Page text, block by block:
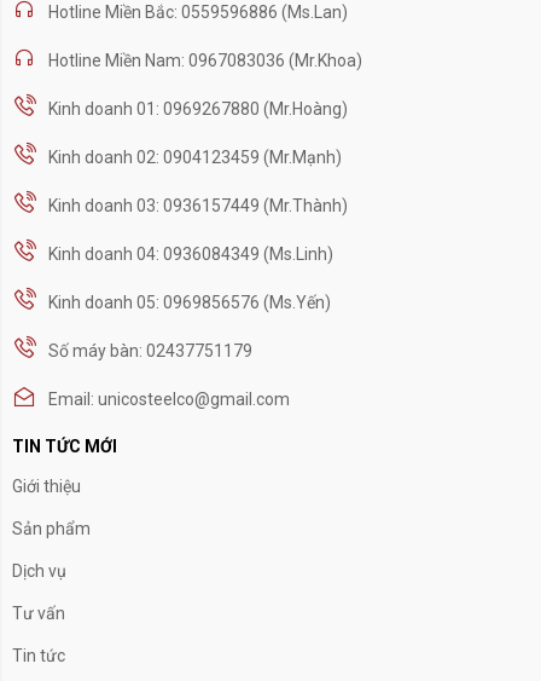
Hotline Miền Bắc: 0559596886 (Ms.Lan)
Hotline Miền Nam: 0967083036 (Mr.Khoa)
Kinh doanh 01: 0969267880 (Mr.Hoàng)
Kinh doanh 02: 0904123459 (Mr.Mạnh)
Kinh doanh 03: 0936157449 (Mr.Thành)
Kinh doanh 04: 0936084349 (Ms.Linh)
Kinh doanh 05: 0969856576 (Ms.Yến)
Số máy bàn: 02437751179
Email: unicosteelco@gmail.com
TIN TỨC MỚI
Giới thiệu
Sản phẩm
Dịch vụ
Tư vấn
Tin tức